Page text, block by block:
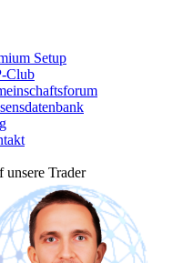
Setup
Club
unsere Trader